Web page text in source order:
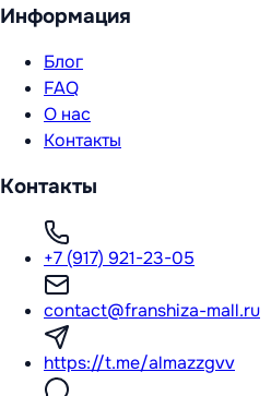
Информация
Блог
FAQ
О нас
Контакты
Контакты
+7 (917) 921-23-05
contact@franshiza-mall.ru
https://t.me/almazzgvv